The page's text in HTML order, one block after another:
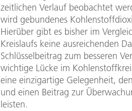
zeitlichen Verlauf beobachtet
wird gebundenes
Hierüber gibt es bisher im
Kreislaufs keine ausreichenden
Schlüsselbeitrag zum besseren
wichtige Lücke im
eine einzigartige Gelegenheit,
und einen Beitrag zur
leisten.